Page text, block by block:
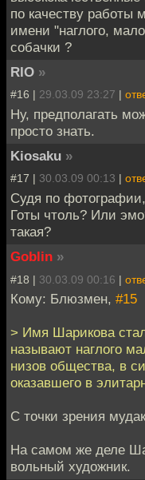
по качеству работы
имени "наглого,
собачки ?
RIO »
#16 | 29.03.09 23:27 |
Ну, предполагать
просто знать.
Kiosaku »
#17 | 30.03.09 00:13 |
Судя по
Готы чтоль? Или
такая?
Goblin »
#18 | 30.03.09 00:16 |
Кому: Блюзмен, #15
> Имя Шарикова
называют наглого
низов общества, в
оказавшего в
С точки зрения
На самом же деле
вольный художник.